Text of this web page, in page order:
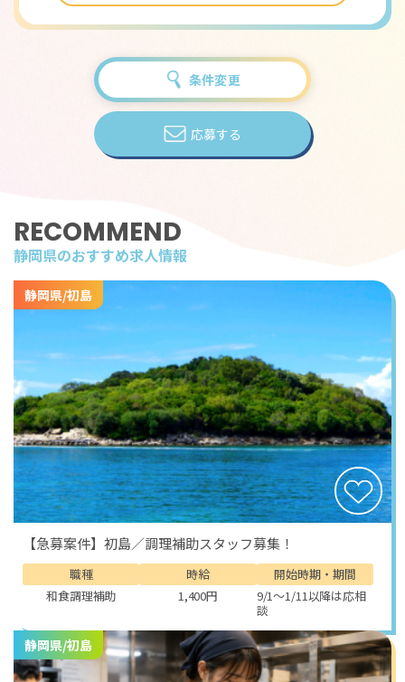
今回募集するのは、ホテルや旅館での調理補助スタッ
主な仕事内容は、食材のカット、仕込み、調理、盛り付
けなど、料理の現場を支えるお仕事です。
和食、洋食を問わず、旬の食材を扱う厨房で働く時間
は、五感が研ぎ澄まされるような充実感があります。
調理経験がない方でも大丈夫。包丁の握り方から丁寧に
らのシフトもあり、自然のリズムに合わせて働けるのが
魅力です。
食事補助があり、勤務日には温かいまかないを食べるこ
とができます。
イベートな時間をゆっくり過ごせます。
車の持ち込みも可能で、駐車場代は無料。休日には海沿
いをドライブしたり、温泉を巡ったりと、下田ならでは
の楽しみ方が広がります。
下田といえば、やはり美しい海。
「白浜大浜海岸」は、遠浅の真っ白な砂浜とコバルトブ
ルーの海が広がる人気スポット。
朝の光に照らされた波はまるでガラスのように透明で、
足を浸すだけで心まで洗われるような気分になります。
少し足をのばせば「鍋田浜海岸」もあり、静かで落ち着
いた雰囲気が魅力。観光客でにぎわう夏も、春や秋には
地元の人が散歩を楽しむ穏やかな時間が流れます。
また、下田は歴史の街でもあります。
「ペリーロード」には石畳の小道が続き、古民家を改装
した雑貨店やカフェが並びます。
柳の木が川沿いに揺れ、まるで時がゆっくりと流れてい
条件変更
応募する
RECOMMEND
静岡県のおすすめ求人情報
静岡県/初島
【急募案件】初島／調理補助スタッフ募集！
職種
和食調理補助
時給
1,400円
開始時期・期間
9/1～1/11以降は応相
談
静岡県/初島